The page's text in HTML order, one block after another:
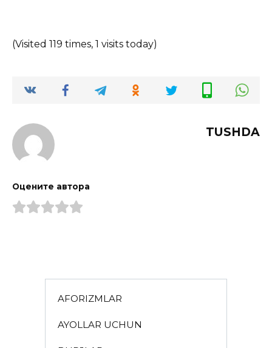
(Visited 119 times, 1 visits today)
TUSHDA
Оцените автора
AFORIZMLAR
AYOLLAR UCHUN